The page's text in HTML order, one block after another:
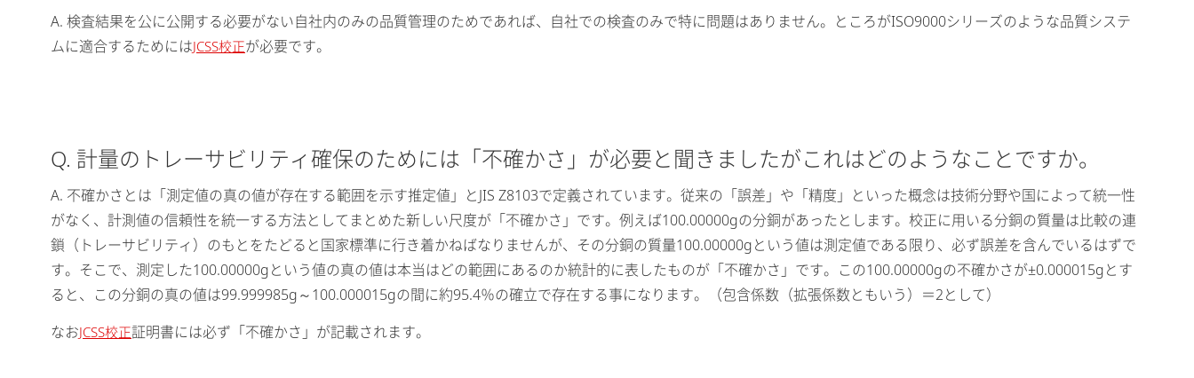
A. 検査結果を公に公開する必要がない自社内のみの品質管理のためであれば、自社での検査のみで特に問題はありません。ところがISO9000シリーズのような品質システ
ムに適合するためにはJCSS校正が必要です。
Q. 計量のトレーサビリティ確保のためには「不確かさ」が必要と聞きましたがこれはどのようなことですか。
A. 不確かさとは「測定値の真の値が存在する範囲を示す推定値」とJIS Z8103で定義されています。従来の「誤差」や「精度」といった概念は技術分野や国によって統一性
がなく、計測値の信頼性を統一する方法としてまとめた新しい尺度が「不確かさ」です。例えば100.00000gの分銅があったとします。校正に用いる分銅の質量は比較の連
鎖（トレーサビリティ）のもとをたどると国家標準に行き着かねばなりませんが、その分銅の質量100.00000gという値は測定値である限り、必ず誤差を含んでいるはずで
す。そこで、測定した100.00000gという値の真の値は本当はどの範囲にあるのか統計的に表したものが「不確かさ」です。この100.00000gの不確かさが±0.000015gとす
ると、この分銅の真の値は99.999985g～100.000015gの間に約95.4％の確立で存在する事になります。（包含係数（拡張係数ともいう）＝2として）
なおJCSS校正証明書には必ず「不確かさ」が記載されます。